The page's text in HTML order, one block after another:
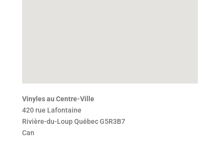
Vinyles au Centre-Ville
420 rue Lafontaine
Rivière-du-LoupQuébecG5R3B7
Can